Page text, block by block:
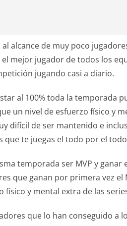
alcance de muy poco
mejor jugador de todos los
jugando casi a diario.
al 100% toda la temporada
un nivel de esfuerzo físico y
difícil de ser mantenido e
que te juegas el todo por el
temporada ser MVP y ganar
que ganan por primera vez el
físico y mental extra de las
que lo han conseguido a